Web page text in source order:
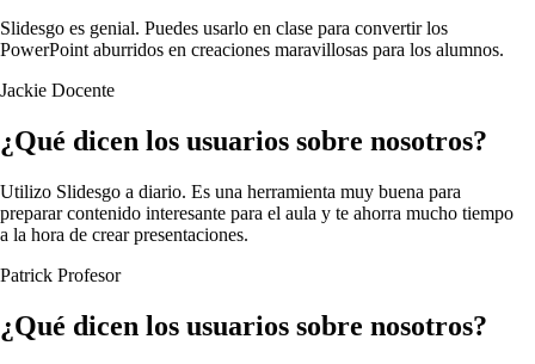
Slidesgo es genial. Puedes usarlo en clase para convertir los
PowerPoint aburridos en creaciones maravillosas para los alumnos.
Jackie Docente
¿Qué dicen los usuarios sobre nosotros?
Utilizo Slidesgo a diario. Es una herramienta muy buena para
preparar contenido interesante para el aula y te ahorra mucho tiempo
a la hora de crear presentaciones.
Patrick Profesor
¿Qué dicen los usuarios sobre nosotros?